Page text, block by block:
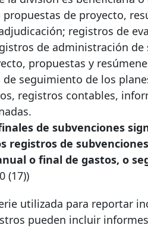
de proyecto,
registros de
de administración
propuestas y
seguimiento de los
registros contables,
de subvenciones
registros de
o final de gastos, o
(17))
utilizada para reportar
pueden incluir